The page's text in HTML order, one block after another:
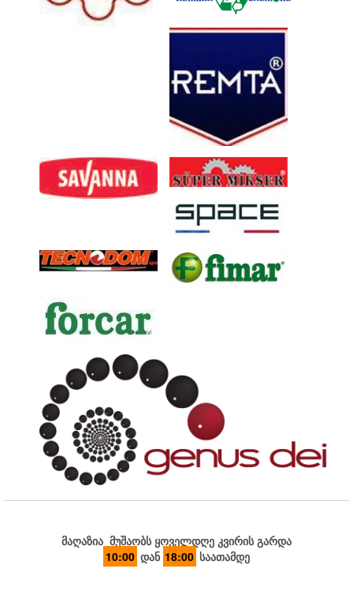
მაღაზია მუშაობს ყოველდღე კვირის გარდა
10:00 დან 18:00 საათამდე